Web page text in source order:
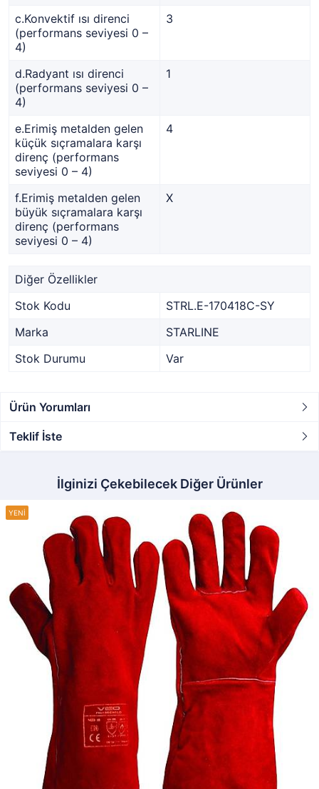
c.Konvektif ısı direnci
(performans seviyesi 0 –
4)
3
d.Radyant ısı direnci
(performans seviyesi 0 –
4)
1
e.Erimiş metalden gelen
küçük sıçramalara karşı
direnç (performans
seviyesi 0 – 4)
4
f.Erimiş metalden gelen
büyük sıçramalara karşı
direnç (performans
seviyesi 0 – 4)
X
Diğer Özellikler
Stok Kodu
STRL.E-170418C-SY
Marka
STARLINE
Stok Durumu
Var
Ürün Yorumları
Teklif İste
İlginizi Çekebilecek Diğer Ürünler